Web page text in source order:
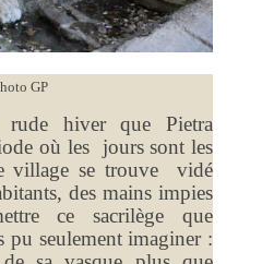
GP
hiver que Pietra
où les jours sont les
village se trouve vidé
des mains impies
ce sacrilège que
pu seulement imaginer :